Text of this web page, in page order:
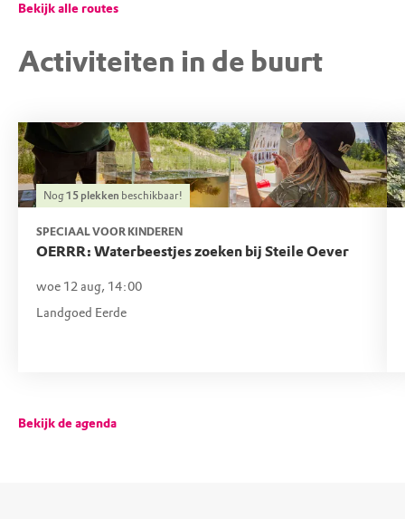
Bekijk alle routes
Activiteiten in de buurt
Nog15 plekken beschikbaar!
SPECIAAL VOOR KINDEREN
OERRR: Waterbeestjes zoeken bij Steile Oever
woe 12 aug, 14:00
Landgoed Eerde
Bekijk de agenda